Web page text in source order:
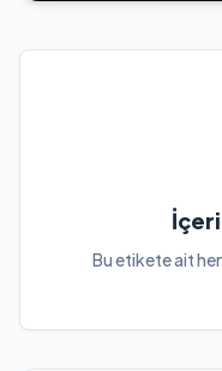
Bu etikete ait